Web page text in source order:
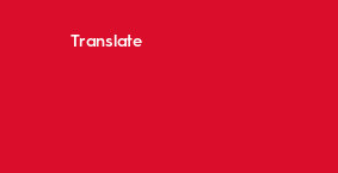
Translate